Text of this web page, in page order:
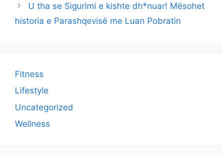
U tha se Sigurimi e kishte dh*nuar! Mësohet
historia e Parashqevisë me Luan Pobratin
Fitness
Lifestyle
Uncategorized
Wellness